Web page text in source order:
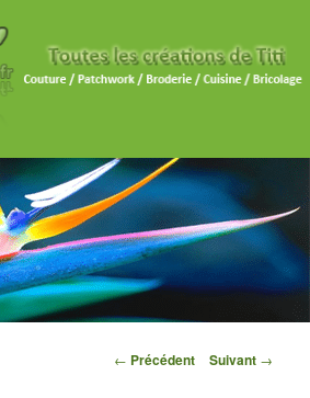
Navigation des articles
← Précédent Suivant →